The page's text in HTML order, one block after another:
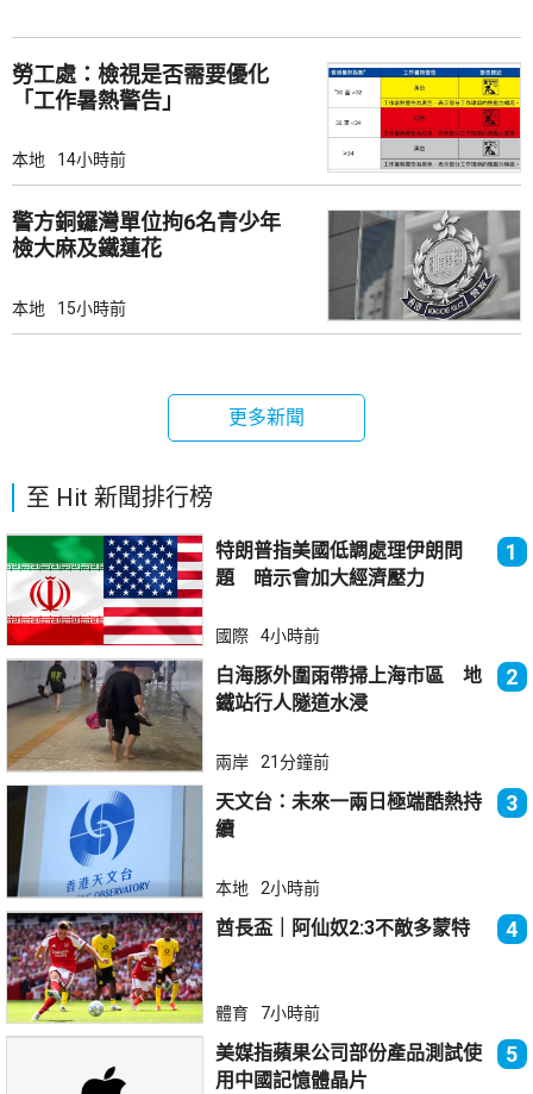
勞工處：檢視是否需要優化
「工作暑熱警告」
本地 14小時前
警方銅鑼灣單位拘6名青少年
檢大麻及鐵蓮花
本地 15小時前
更多新聞
至 Hit 新聞排行榜
特朗普指美國低調處理伊朗問
題 暗示會加大經濟壓力
1
國際 4小時前
白海豚外圍雨帶掃上海市區 地
鐵站行人隧道水浸
2
兩岸 21分鐘前
天文台：未來一兩日極端酷熱持
續
3
本地 2小時前
酋長盃｜阿仙奴2:3不敵多蒙特 4
體育 7小時前
美媒指蘋果公司部份產品測試使
用中國記憶體晶片
5